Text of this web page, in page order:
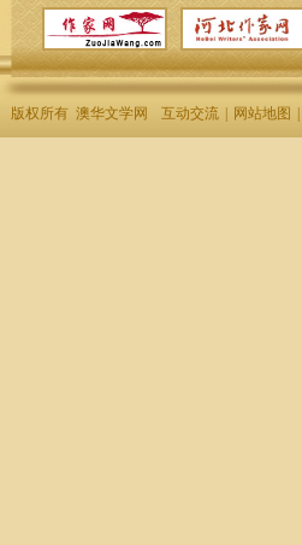
版权所有 澳华文学网 互动交流 网站地图